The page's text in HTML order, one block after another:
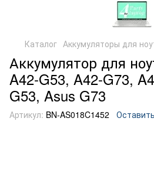
Каталог Аккумуляторы для
Аккумулятор для
A42-G53, A42-G73,
G53, Asus G73
Артикул: BN-AS018C1452